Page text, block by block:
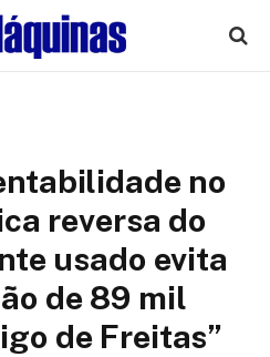
no
reversa do
usado evita
de 89 mil
de Freitas”